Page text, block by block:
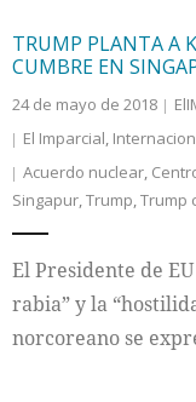
TRUMP PLANTA A
CUMBRE EN
24 de mayo de 2018
El Imparcial,
Acuerdo nuclear,
Singapur,Trump,Trump
El Presidente de
rabia” y la
norcoreano se